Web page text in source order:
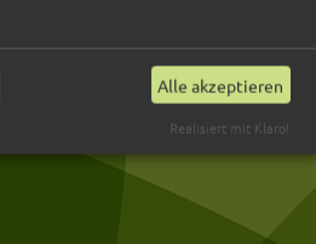
Alle akzeptieren
Realisiert mit Klaro!